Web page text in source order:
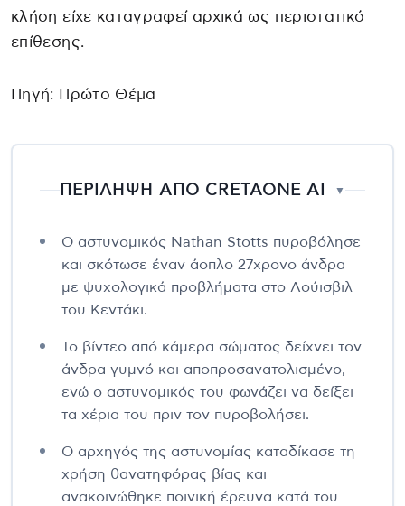
κλήση είχε καταγραφεί αρχικά ως περιστατικό
επίθεσης.
Πηγή: Πρώτο Θέμα
ΠΕΡΙΛΗΨΗ ΑΠΟ CRETAONE AI ▼
Ο αστυνομικός Nathan Stotts πυροβόλησε
και σκότωσε έναν άοπλο 27χρονο άνδρα
με ψυχολογικά προβλήματα στο Λούισβιλ
του Κεντάκι.
Το βίντεο από κάμερα σώματος δείχνει τον
άνδρα γυμνό και αποπροσανατολισμένο,
ενώ ο αστυνομικός του φωνάζει να δείξει
τα χέρια του πριν τον πυροβολήσει.
Ο αρχηγός της αστυνομίας καταδίκασε τη
χρήση θανατηφόρας βίας και
ανακοινώθηκε ποινική έρευνα κατά του